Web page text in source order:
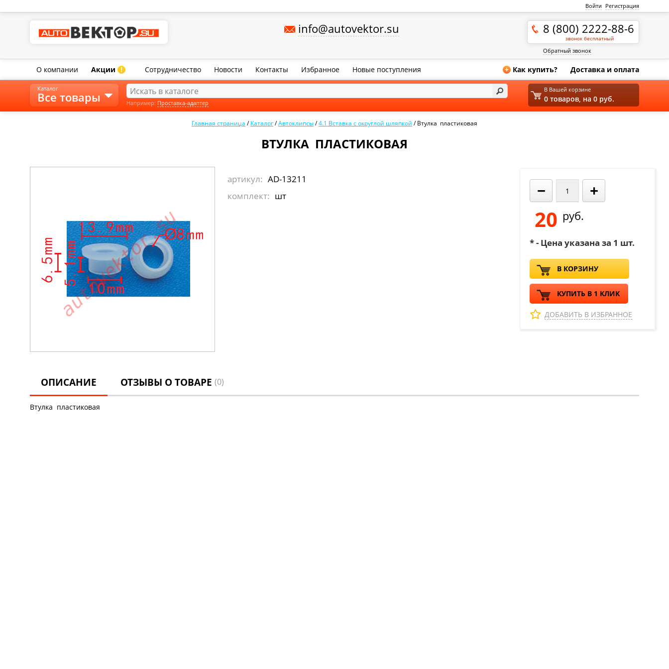
Войти Регистрация
info@autovektor.su 8 (800) 2222-88-6
звонок бесплатный
Обратный звонок
О компании Акции ! Сотрудничество Новости Контакты Избранное Новые поступления + Как купить? Доставка и оплата
Главная страница /Каталог/Автоклипсы/4.1 Вставка с округлой шляпкой /Втулка пластиковая
ВТУЛКА ПЛАСТИКОВАЯ
артикул: AD-13211
комплект: шт − +
20 руб.
* - Цена указана за 1 шт.
В КОРЗИНУ
КУПИТЬ В 1 КЛИК
ДОБАВИТЬ В ИЗБРАННОЕ
ОПИСАНИЕ ОТЗЫВЫ О ТОВАРЕ (0)
Втулка пластиковая
Каталог
Все товары
В Вашей корзине
0 товаров, на 0 руб.
Например: Проставка-адаптер